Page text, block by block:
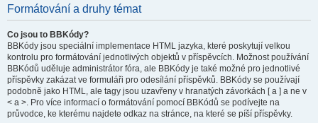
Formátování a druhy témat
Co jsou to BBKódy?
BBKódy jsou speciální implementace HTML jazyka, které poskytují velkou
kontrolu pro formátování jednotlivých objektů v příspěvcích. Možnost používání
BBKódů uděluje administrátor fóra, ale BBKódy je také možné pro jednotlivé
příspěvky zakázat ve formuláři pro odesílání příspěvků. BBKódy se používají
podobně jako HTML, ale tagy jsou uzavřeny v hranatých závorkách [ a ] a ne v
< a >. Pro více informací o formátování pomocí BBKódů se podívejte na
průvodce, ke kterému najdete odkaz na stránce, na které se píší příspěvky.